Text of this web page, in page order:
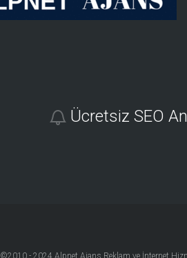
Ücretsiz SEO
©2010 - 2024Alpnet Ajans Reklam ve İnternet